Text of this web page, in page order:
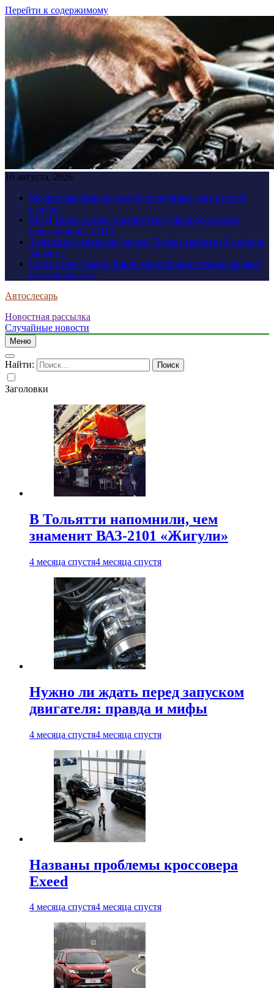
Перейти к содержимому
10 августа, 2026
Москвичам назвали самый солнечный день на этой
неделе
МИД Ирана назвал препятствие для продолжения
переговоров с США
Зеленский отказался считать Трампа гарантией мира на
Украине
Ехать через греков: Какие европейские страны выдают
россиянам визы
Автослесарь
Новостная рассылка
Случайные новости
Меню
Найти:
Заголовки
В Тольятти напомнили, чем
знаменит ВАЗ-2101 «Жигули»
4 месяца спустя4 месяца спустя
Нужно ли ждать перед запуском
двигателя: правда и мифы
4 месяца спустя4 месяца спустя
Названы проблемы кроссовера
Exeed
4 месяца спустя4 месяца спустя